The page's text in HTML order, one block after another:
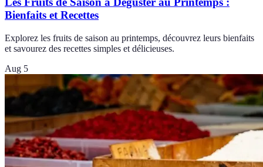
Bienfaits et Recettes
Explorez les fruits de saison au printemps, découvrez leurs bienfaits
et savourez des recettes simples et délicieuses.
Aug 5